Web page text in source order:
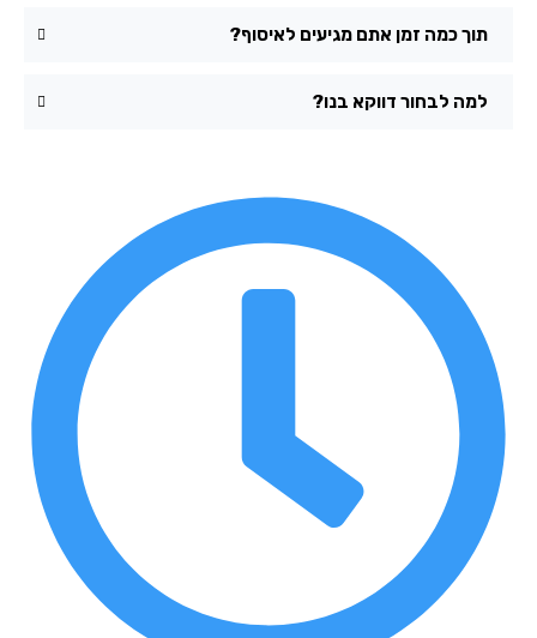
תוך כמה זמן אתם מגיעים לאיסוף?
למה לבחור דווקא בנו?